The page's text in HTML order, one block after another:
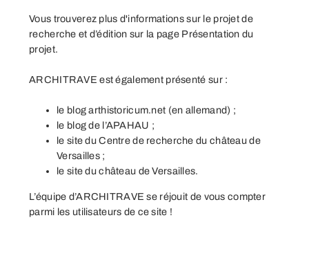
Vous trouverez plus d'informations sur le projet de
recherche et d’édition sur la page Présentation du
projet.
ARCHITRAVE est également présenté sur :
le blogarthistoricum.net (en allemand) ;
le blog de l’APAHAU ;
le site du Centre de recherche du château de
Versailles ;
le site du château de Versailles.
L’équipe d’ARCHITRAVE se réjouit de vous compter
parmi les utilisateurs de ce site !